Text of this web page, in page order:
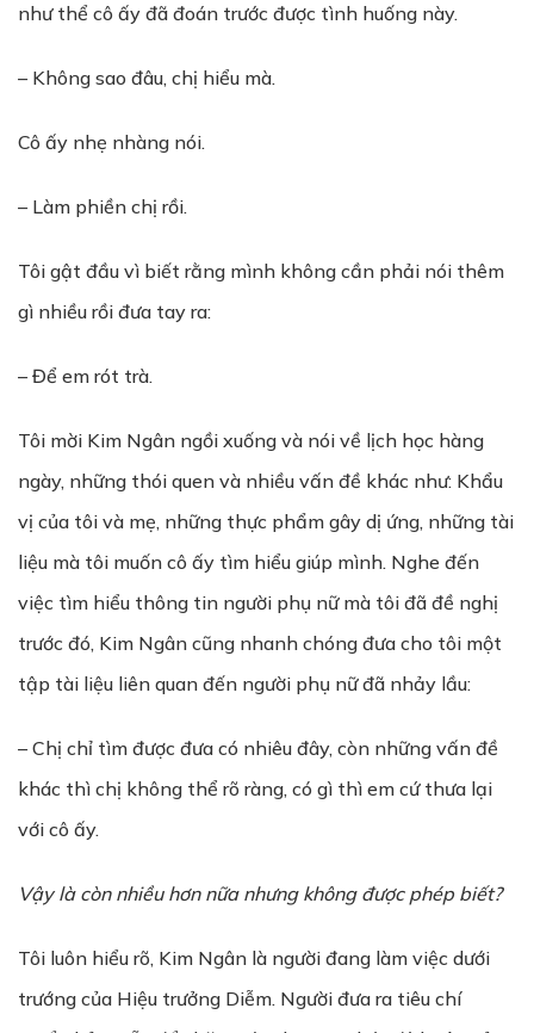
như thể cô ấy đã đoán trước được tình huống này.
– Không sao đâu, chị hiểu mà.
Cô ấy nhẹ nhàng nói.
– Làm phiền chị rồi.
Tôi gật đầu vì biết rằng mình không cần phải nói thêm
gì nhiều rồi đưa tay ra:
– Để em rót trà.
Tôi mời Kim Ngân ngồi xuống và nói về lịch học hàng
ngày, những thói quen và nhiều vấn đề khác như: Khẩu
vị của tôi và mẹ, những thực phẩm gây dị ứng, những tài
liệu mà tôi muốn cô ấy tìm hiểu giúp mình. Nghe đến
việc tìm hiểu thông tin người phụ nữ mà tôi đã đề nghị
trước đó, Kim Ngân cũng nhanh chóng đưa cho tôi một
tập tài liệu liên quan đến người phụ nữ đã nhảy lầu:
– Chị chỉ tìm được đưa có nhiêu đây, còn những vấn đề
khác thì chị không thể rõ ràng, có gì thì em cứ thưa lại
với cô ấy.
Vậy là còn nhiều hơn nữa nhưng không được phép biết?
Tôi luôn hiểu rõ, Kim Ngân là người đang làm việc dưới
trướng của Hiệu trưởng Diễm. Người đưa ra tiêu chí